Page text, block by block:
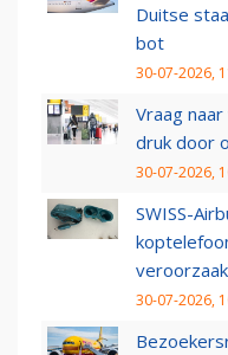
Duitse
bot
30-07-2026,
Vraag
druk door
30-07-2026,
SWISS-
30-07-2026,